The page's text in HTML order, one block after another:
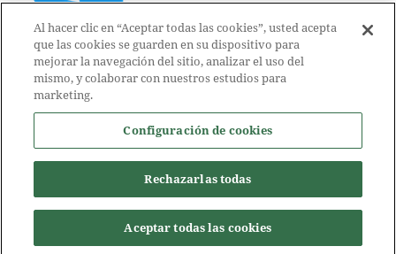
Al hacer clic en “Aceptar todas las cookies”, usted acepta
que las cookies se guarden en su dispositivo para
mejorar la navegación del sitio, analizar el uso del
mismo, y colaborar con nuestros estudios para
marketing.
Configuración de cookies
Rechazarlas todas
Aceptar todas las cookies